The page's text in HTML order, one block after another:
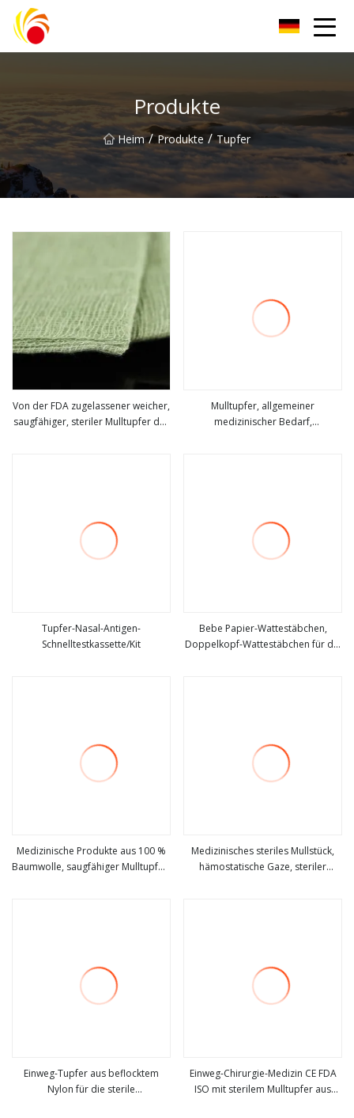
Produkte
Heim / Produkte / Tupfer
Von der FDA zugelassener weicher,
saugfähiger, steriler Mulltupfer der
Mulltupfer, allgemeiner
medizinischer Bedarf,
Tupfer-Nasal-Antigen-
Schnelltestkassette/Kit
Bebe Papier-Wattestäbchen,
Doppelkopf-Wattestäbchen für die
Medizinische Produkte aus 100 %
Baumwolle, saugfähiger Mulltupfer,
Medizinisches steriles Mullstück,
hämostatische Gaze, steriler
Einweg-Tupfer aus beflocktem
Nylon für die sterile
Einweg-Chirurgie-Medizin CE FDA
ISO mit sterilem Mulltupfer aus